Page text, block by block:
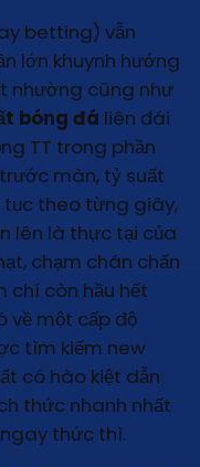
betting) vẫn
lớn khuynh hướng
nhường cũng như
bóng đá liên đái
TT trong phần
màn, tỷ suất
tục theo từng giây,
lên là thực tại của
chạm chán chấn
chí còn hầu hết
về một cấp độ
tìm kiếm new
có hào kiệt dẫn
thức nhanh nhất
thức thì.